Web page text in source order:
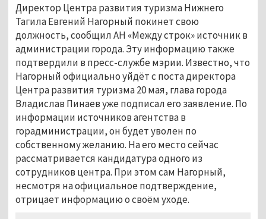
Директор Центра развития туризма Нижнего
Тагила Евгений Нагорный покинет свою
должность, сообщил АН «Между строк» источник в
администрации города. Эту информацию также
подтвердили в пресс-службе мэрии. Известно, что
Нагорный официально уйдёт с поста директора
Центра развития туризма 20 мая, глава города
Владислав Пинаев уже подписал его заявление. По
информации источников агентства в
горадминистрации, он будет уволен по
собственному желанию. На его место сейчас
рассматривается кандидатура одного из
сотрудников центра. При этом сам Нагорный,
несмотря на официальное подтверждение,
отрицает информацию о своём уходе.